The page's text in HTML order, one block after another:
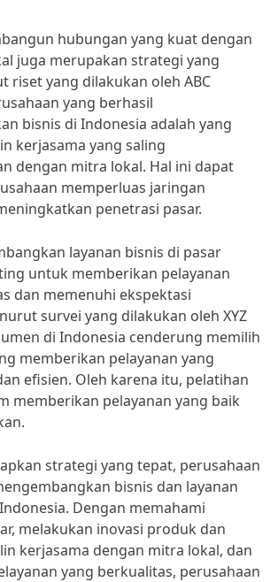
hubungan yang kuat dengan
juga merupakan strategi yang
riset yang dilakukan oleh ABC
yang berhasil
bisnis di Indonesia adalah yang
kerjasama yang saling
dengan mitra lokal. Hal ini dapat
memperluas jaringan
penetrasi pasar.
layanan bisnis di pasar
untuk memberikan pelayanan
dan memenuhi ekspektasi
survei yang dilakukan oleh XYZ
di Indonesia cenderung memilih
memberikan pelayanan yang
efisien. Oleh karena itu, pelatihan
memberikan pelayanan yang baik
strategi yang tepat, perusahaan
bisnis dan layanan
Dengan memahami
melakukan inovasi produk dan
kerjasama dengan mitra lokal, dan
yang berkualitas, perusahaan